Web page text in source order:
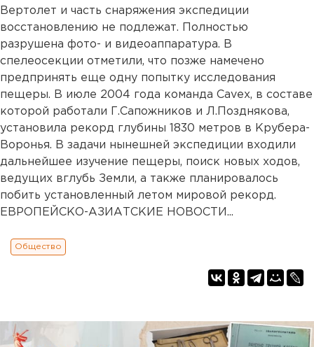
Вертолет и часть снаряжения экспедиции
восстановлению не подлежат. Полностью
разрушена фото- и видеоаппаратура. В
спелеосекции отметили, что позже намечено
предпринять еще одну попытку исследования
пещеры. В июле 2004 года команда Сavex, в составе
которой работали Г.Сапожников и Л.Позднякова,
установила рекорд глубины 1830 метров в Крубера-
Воронья. В задачи нынешней экспедиции входили
дальнейшее изучение пещеры, поиск новых ходов,
ведущих вглубь Земли, а также планировалось
побить установленный летом мировой рекорд.
ЕВРОПЕЙСКО-АЗИАТСКИЕ НОВОСТИ...
Общество